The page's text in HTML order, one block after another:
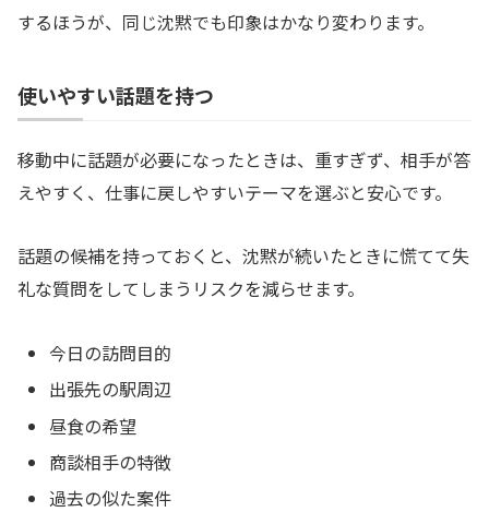
するほうが、同じ沈黙でも印象はかなり変わります。
使いやすい話題を持つ
移動中に話題が必要になったときは、重すぎず、相手が答
えやすく、仕事に戻しやすいテーマを選ぶと安心です。
話題の候補を持っておくと、沈黙が続いたときに慌てて失
礼な質問をしてしまうリスクを減らせます。
今日の訪問目的
出張先の駅周辺
昼食の希望
商談相手の特徴
過去の似た案件